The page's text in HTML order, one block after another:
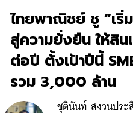
ไทยพาณิชย์ ชู “เริ่
สู่ความยั่งยืน ให้สิ
ต่อปี ตั้งเป้าปีนี้
รวม 3,000 ล้าน
ชุตินันท์ สงวนประสิ